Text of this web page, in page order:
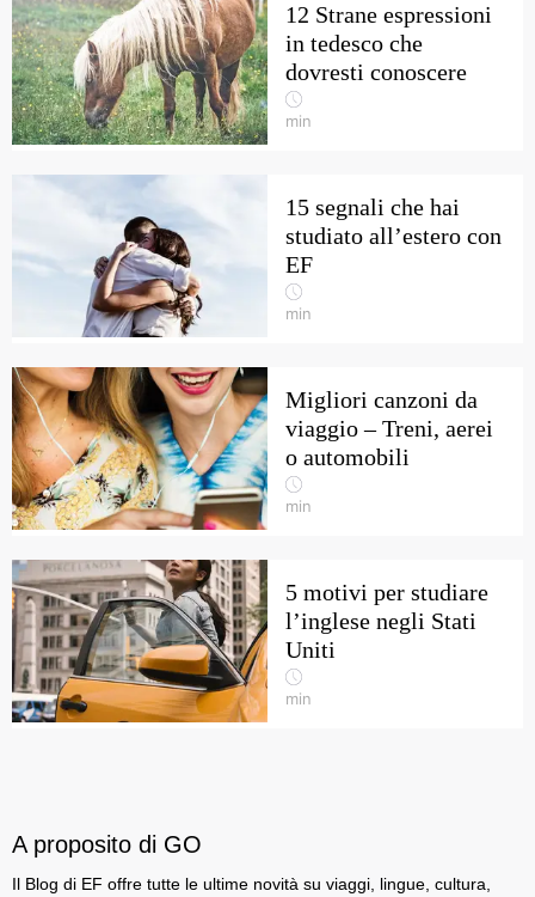
12 Strane espressioni
in tedesco che
dovresti conoscere
min
15 segnali che hai
studiato all’estero con
EF
min
Migliori canzoni da
viaggio – Treni, aerei
o automobili
min
5 motivi per studiare
l’inglese negli Stati
Uniti
min
A proposito di GO
Il Blog di EF offre tutte le ultime novità su viaggi, lingue, cultura,